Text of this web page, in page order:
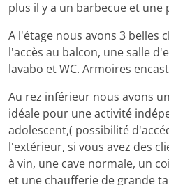
plus il y a un barbecue et une
A l'étage nous avons 3 belles
l'accès au balcon, une salle
lavabo et WC. Armoires
Au rez inférieur nous avons
idéale pour une activité
adolescent,( possibilité
l'extérieur, si vous avez des
à vin, une cave normale, un
et une chaufferie de grande